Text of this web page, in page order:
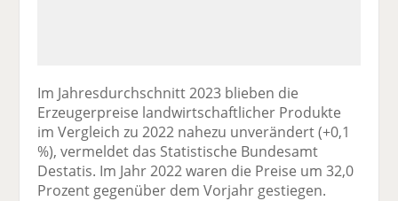
Im Jahresdurchschnitt 2023 blieben die
Erzeugerpreise landwirtschaftlicher Produkte
im Vergleich zu 2022 nahezu unverändert (+0,1
%), vermeldet das Statistische Bundesamt
Destatis. Im Jahr 2022 waren die Preise um 32,0
Prozent gegenüber dem Vorjahr gestiegen.